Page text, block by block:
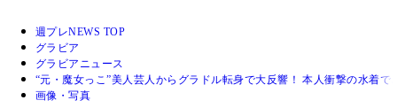
週プレNEWS TOP
グラビア
グラビアニュース
“元・魔女っこ”美人芸人からグラドル転身で大反響！ 本人衝撃の水着
画像・写真